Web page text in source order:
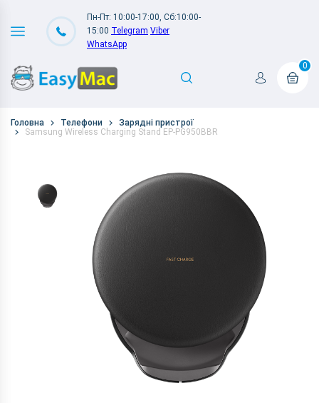
Пн-Пт: 10:00-17:00, Сб:10:00-
15:00 Telegram Viber
WhatsApp
0
Головна Телефони
Зарядні пристрої
Samsung Wireless Charging Stand EP-PG950BBR